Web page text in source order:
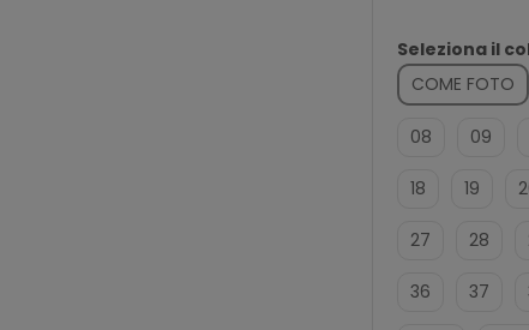
Seleziona il
COME FOTO
08 09
18 19
27 28
36 37